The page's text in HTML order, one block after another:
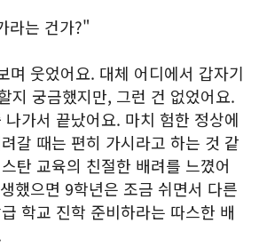
라는 건가?"
며 웃었어요. 대체 어디에서 갑자기
지 궁금했지만, 그런 건 없었어요.
가서 끝났어요. 마치 험한 정상에
갈 때는 편히 가시라고 하는 것 같
탄 교육의 친절한 배려를 느꼈어
했으면 9학년은 조금 쉬면서 다른
학교 진학 준비하라는 따스한 배